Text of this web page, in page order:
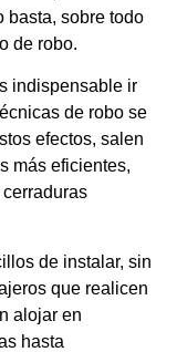
basta, sobre todo
de robo.
indispensable ir
de robo se
efectos, salen
más eficientes,
de instalar, sin
que realicen
alojar en
hasta